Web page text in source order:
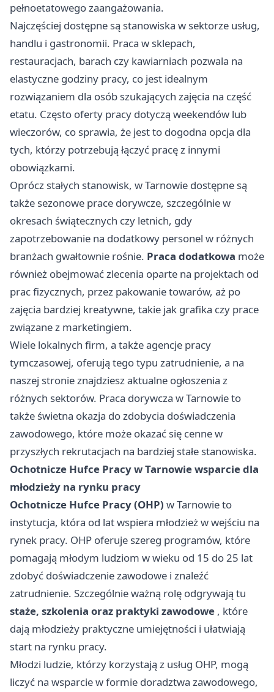
pełnoetatowego zaangażowania.
Najczęściej dostępne są stanowiska w sektorze usług,
handlu i gastronomii. Praca w sklepach,
restauracjach, barach czy kawiarniach pozwala na
elastyczne godziny pracy, co jest idealnym
rozwiązaniem dla osób szukających zajęcia na część
etatu. Często oferty pracy dotyczą weekendów lub
wieczorów, co sprawia, że jest to dogodna opcja dla
tych, którzy potrzebują łączyć pracę z innymi
obowiązkami.
Oprócz stałych stanowisk, w Tarnowie dostępne są
także sezonowe prace dorywcze, szczególnie w
okresach świątecznych czy letnich, gdy
zapotrzebowanie na dodatkowy personel w różnych
branżach gwałtownie rośnie. Praca dodatkowa może
również obejmować zlecenia oparte na projektach od
prac fizycznych, przez pakowanie towarów, aż po
zajęcia bardziej kreatywne, takie jak grafika czy prace
związane z marketingiem.
Wiele lokalnych firm, a także agencje pracy
tymczasowej, oferują tego typu zatrudnienie, a na
naszej stronie znajdziesz aktualne ogłoszenia z
różnych sektorów. Praca dorywcza w Tarnowie to
także świetna okazja do zdobycia doświadczenia
zawodowego, które może okazać się cenne w
przyszłych rekrutacjach na bardziej stałe stanowiska.
Ochotnicze Hufce Pracy w Tarnowie wsparcie dla
młodzieży na rynku pracy
Ochotnicze Hufce Pracy (OHP) w Tarnowie to
instytucja, która od lat wspiera młodzież w wejściu na
rynek pracy. OHP oferuje szereg programów, które
pomagają młodym ludziom w wieku od 15 do 25 lat
zdobyć doświadczenie zawodowe i znaleźć
zatrudnienie. Szczególnie ważną rolę odgrywają tu
staże, szkolenia oraz praktyki zawodowe , które
dają młodzieży praktyczne umiejętności i ułatwiają
start na rynku pracy.
Młodzi ludzie, którzy korzystają z usług OHP, mogą
liczyć na wsparcie w formie doradztwa zawodowego,